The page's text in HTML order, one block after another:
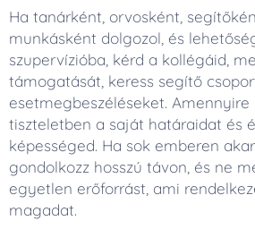
Ha tanárként, orvosként,
munkásként dolgozol, és
szupervízióba, kérd a kollégáid,
támogatását, keress segítő
esetmegbeszéléseket. Amennyire
tiszteletben a saját határaidat és
képességed. Ha sok emberen
gondolkozz hosszú távon, és ne
egyetlen erőforrást, ami
magadat.